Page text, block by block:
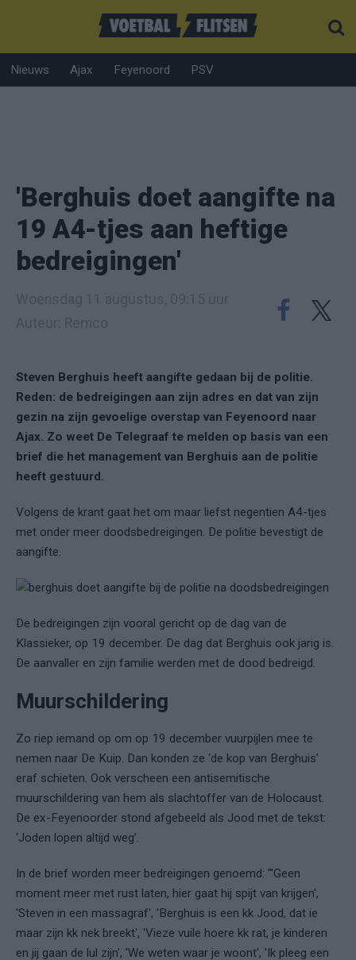
Nieuws Ajax Feyenoord PSV
'Berghuis doet aangifte na
19 A4-tjes aan heftige
bedreigingen'
Steven Berghuis heeft aangifte gedaan bij de politie.
Reden: de bedreigingen aan zijn adres en dat van zijn
gezin na zijn gevoelige overstap van Feyenoord naar
Ajax. Zo weet De Telegraaf te melden op basis van een
brief die het management van Berghuis aan de politie
heeft gestuurd.
Volgens de krant gaat het om maar liefst negentien A4-tjes
met onder meer doodsbedreigingen. De politie bevestigt de
aangifte.
De bedreigingen zijn vooral gericht op de dag van de
Klassieker, op 19 december. De dag dat Berghuis ook jarig is.
De aanvaller en zijn familie werden met de dood bedreigd.
Muurschildering
Zo riep iemand op om op 19 december vuurpijlen mee te
nemen naar De Kuip. Dan konden ze ‘de kop van Berghuis’
eraf schieten. Ook verscheen een antisemitische
muurschildering van hem als slachtoffer van de Holocaust.
De ex-Feyenoorder stond afgebeeld als Jood met de tekst:
‘Joden lopen altijd weg’.
In de brief worden meer bedreigingen genoemd: "'Geen
moment meer met rust laten, hier gaat hij spijt van krijgen',
'Steven in een massagraf', 'Berghuis is een kk Jood, dat ie
maar zijn kk nek breekt', 'Vieze vuile hoere kk rat, je kinderen
en jij gaan de lul zijn', 'We weten waar je woont', 'Ik pleeg een